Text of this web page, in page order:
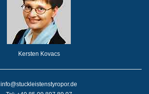
Kersten Kovacs
info@stuckleistenstyropor.de